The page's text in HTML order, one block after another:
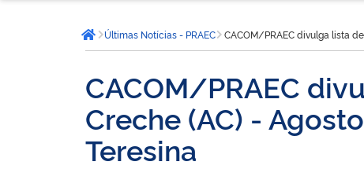
está
aqui:Página inicial
Últimas Notícias - PRAEC CACOM/PRAEC divulga lista
CACOM/PRAEC
Creche (AC) -
Teresina